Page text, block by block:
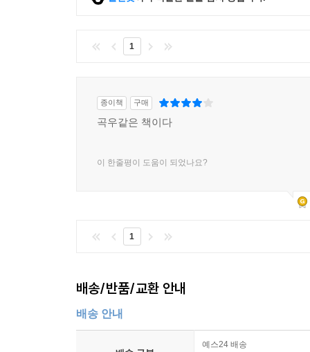
1
종이책 구매
곡우같은 책이다
이 한줄평이 도움이 되었나요?
1
배송/반품/교환 안내
배송 안내
예스24 배송